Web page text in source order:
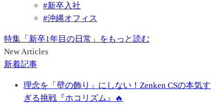
#新卒入社
#沖縄オフィス
特集「新卒1年目の日常」をもっと読む
New Articles
新着記事
理念を「壁の飾り」にしない！Zenken CSの本気す
ぎる挑戦『ホコリズム』🔥